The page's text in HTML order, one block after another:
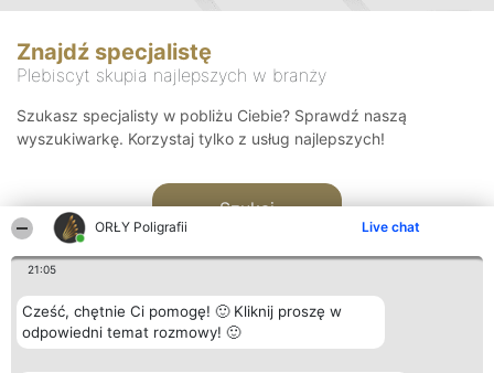
ORŁY Poligrafii Live chat
21:05
Cześć, chętnie Ci pomogę! 🙂 Kliknij proszę w
odpowiedni temat rozmowy! 🙂
Znajdź specjalistę
Plebiscyt skupia najlepszych w branży
Szukasz specjalisty w pobliżu Ciebie? Sprawdź naszą
wyszukiwarkę. Korzystaj tylko z usług najlepszych!
Szukaj